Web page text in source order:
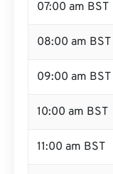
07:00 am BST
08:00 am BST
09:00 am BST
10:00 am BST
11:00 am BST